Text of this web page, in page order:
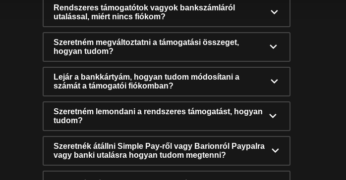
Rendszeres támogatótok vagyok bankszámláról
utalással, miért nincs fiókom?
Szeretném megváltoztatni a támogatási összeget,
hogyan tudom?
Lejár a bankkártyám, hogyan tudom módosítani a
számát a támogatói fiókomban?
Szeretném lemondani a rendszeres támogatást, hogyan
tudom?
Szeretnék átállni Simple Pay-ről vagy Barionról Paypalra
vagy banki utalásra hogyan tudom megtenni?